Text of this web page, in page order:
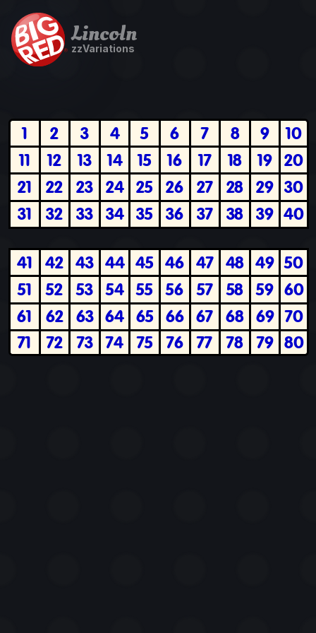
Lincoln
zzVariations
1 2 3 4 5 6 7 8 9
10
11
12 13 14 15 16 17 18 19 20
21
22 23 24 25 26 27 28 29 30
31
32 33 34 35 36 37 38 39 40
41 42 43 44 45 46 47 48 49 50
51
52 53 54 55 56 57 58 59 60
61
62 63 64 65 66 67 68 69 70
71
72 73 74 75 76 77 78 79 80